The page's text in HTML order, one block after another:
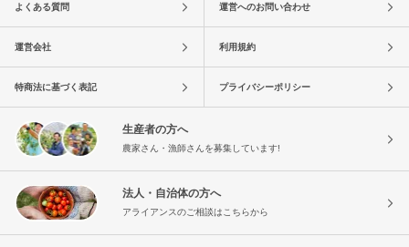
よくある質問 運営へのお問い合わせ
運営会社 利用規約
特商法に基づく表記 プライバシーポリシー
生産者の方へ
農家さん・漁師さんを募集しています!
法人・自治体の方へ
アライアンスのご相談はこちらから